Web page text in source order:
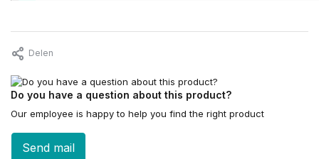
Delen
Do you have a question about this product?
Our employee is happy to help you find the right product
Send mail